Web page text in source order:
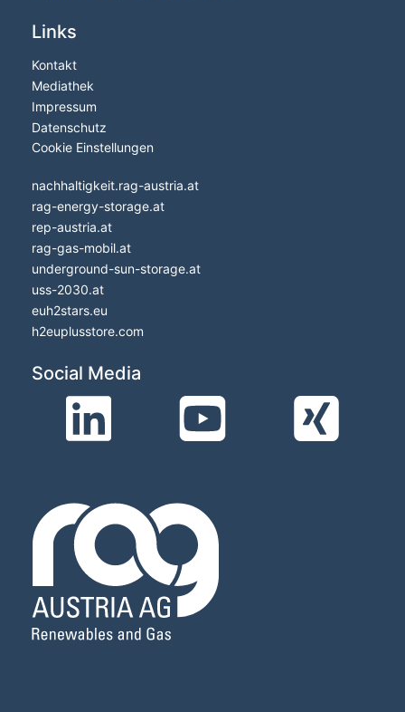
Links
Kontakt
Mediathek
Impressum
Datenschutz
Cookie Einstellungen
nachhaltigkeit.rag-austria.at
rag-energy-storage.at
rep-austria.at
rag-gas-mobil.at
underground-sun-storage.at
uss-2030.at
euh2stars.eu
h2euplusstore.com
Social Media